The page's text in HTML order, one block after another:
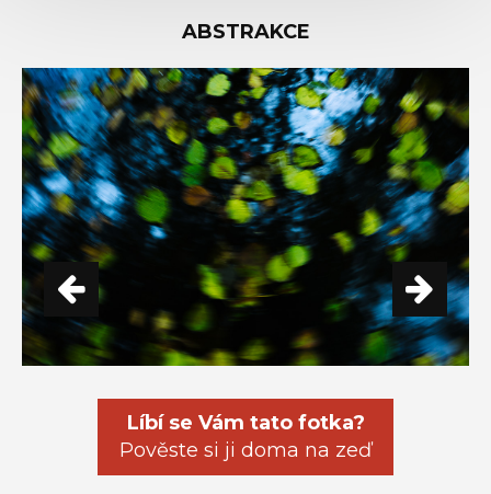
ABSTRAKCE
Líbí se Vám tato fotka?
Pověste si ji doma na zeď